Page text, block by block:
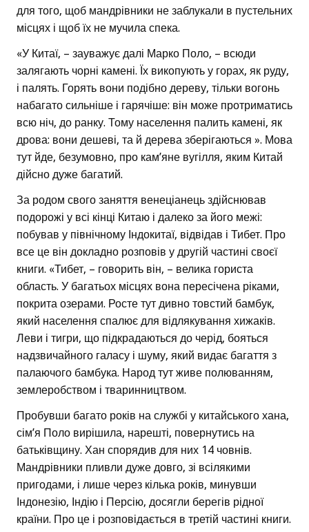
для того, щоб мандрівники не заблукали в пустельних
місцях і щоб їх не мучила спека.
«У Китаї, – зауважує далі Марко Поло, – всюди
залягають чорні камені. Їх викопують у горах, як руду,
і палять. Горять вони подібно дереву, тільки вогонь
набагато сильніше і гарячіше: він може протриматись
всю ніч, до ранку. Тому населення палить камені, як
дрова: вони дешеві, та й дерева зберігаються ». Мова
тут йде, безумовно, про кам’яне вугілля, яким Китай
дійсно дуже багатий.
За родом свого заняття венеціанець здійснював
подорожі у всі кінці Китаю і далеко за його межі:
побував у північному Індокитаї, відвідав і Тибет. Про
все це він докладно розповів у другій частині своєї
книги. «Тибет, – говорить він, – велика гориста
область. У багатьох місцях вона пересічена ріками,
покрита озерами. Росте тут дивно товстий бамбук,
який населення спалює для відлякування хижаків.
Леви і тигри, що підкрадаються до черід, бояться
надзвичайного галасу і шуму, який видає багаття з
палаючого бамбука. Народ тут живе полюванням,
землеробством і тваринництвом.
Пробувши багато років на службі у китайського хана,
сім’я Поло вирішила, нарешті, повернутись на
батьківщину. Хан спорядив для них 14 човнів.
Мандрівники пливли дуже довго, зі всілякими
пригодами, і лише через кілька років, минувши
Індонезію, Індію і Персію, досягли берегів рідної
країни. Про це і розповідається в третій частині книги.